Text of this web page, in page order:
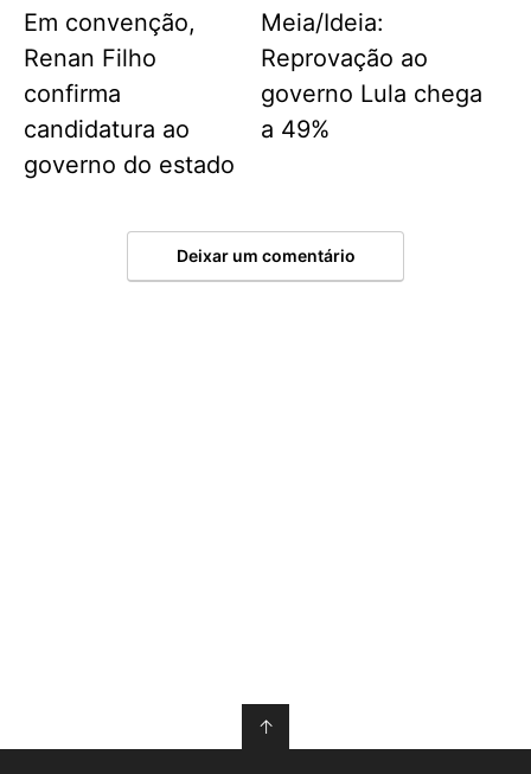
Em convenção,
Renan Filho
confirma
candidatura ao
governo do estado
Meia/Ideia:
Reprovação ao
governo Lula chega
a 49%
Deixar um comentário
↑